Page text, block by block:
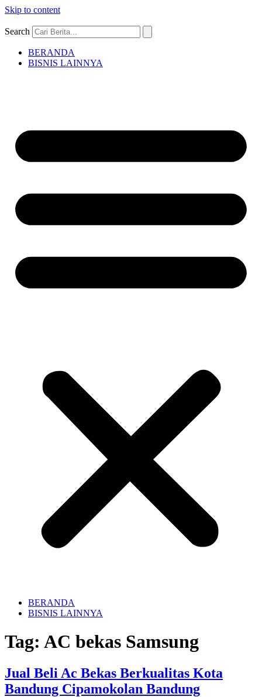
Skip to content
Search
BERANDA
BISNIS LAINNYA
BERANDA
BISNIS LAINNYA
Tag: AC bekas Samsung
Jual Beli Ac Bekas Berkualitas Kota
Bandung Cipamokolan Bandung